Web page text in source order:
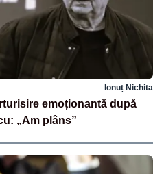
Ionuț Nichita
emoționantă după
„Am plâns”